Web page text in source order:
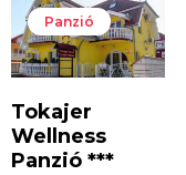
Panzió
Tokajer
Wellness
Panzió ***